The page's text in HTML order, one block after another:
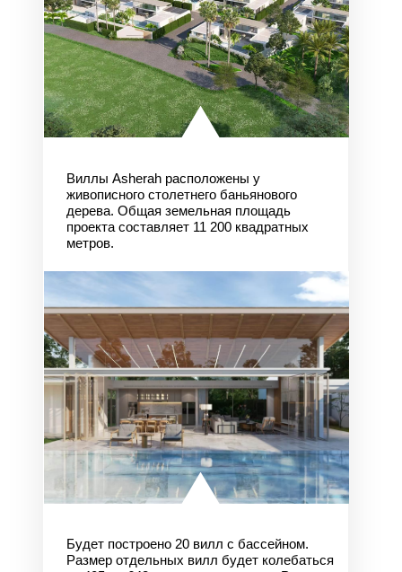
Виллы Asherah расположены у
живописного столетнего баньянового
дерева. Общая земельная площадь
проекта составляет 11 200 квадратных
метров.
Будет построено 20 вилл с бассейном.
Размер отдельных вилл будет колебаться